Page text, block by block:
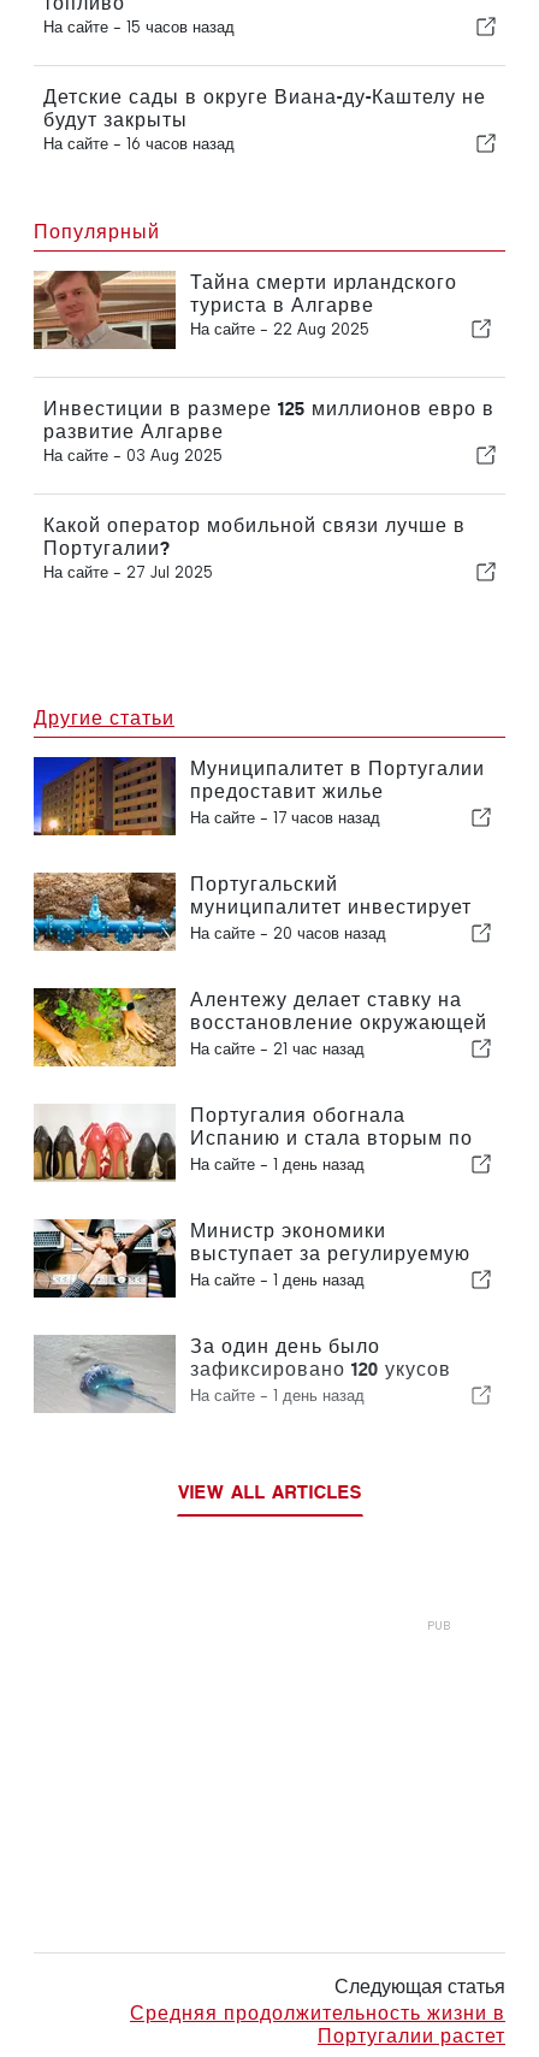
На сайте - 15 часов назад
Детские сады в округе Виана-ду-Каштелу не
будут закрыты
На сайте - 16 часов назад
Популярный
Тайна смерти ирландского
туриста в Алгарве
На сайте - 22 Aug 2025
Инвестиции в размере 125 миллионов евро в
развитие Алгарве
На сайте - 03 Aug 2025
Какой оператор мобильной связи лучше в
Португалии?
На сайте - 27 Jul 2025
Другие статьи
Муниципалитет в Португалии
предоставит жилье
гражданам
На сайте - 17 часов назад
Португальский
муниципалитет инвестирует
более 190 000 евро в систему
На сайте - 20 часов назад
Алентежу делает ставку на
восстановление окружающей
среды за счет европейских
На сайте - 21 час назад
Португалия обогнала
Испанию и стала вторым по
величине производителем
На сайте - 1 день назад
Министр экономики
выступает за регулируемую
интеграцию и гарантирует
На сайте - 1 день назад
За один день было
зафиксировано 120 укусов
португальского кораблика
На сайте - 1 день назад
VIEW ALL ARTICLES
Следующая статья
Средняя продолжительность жизни в
Португалии растет